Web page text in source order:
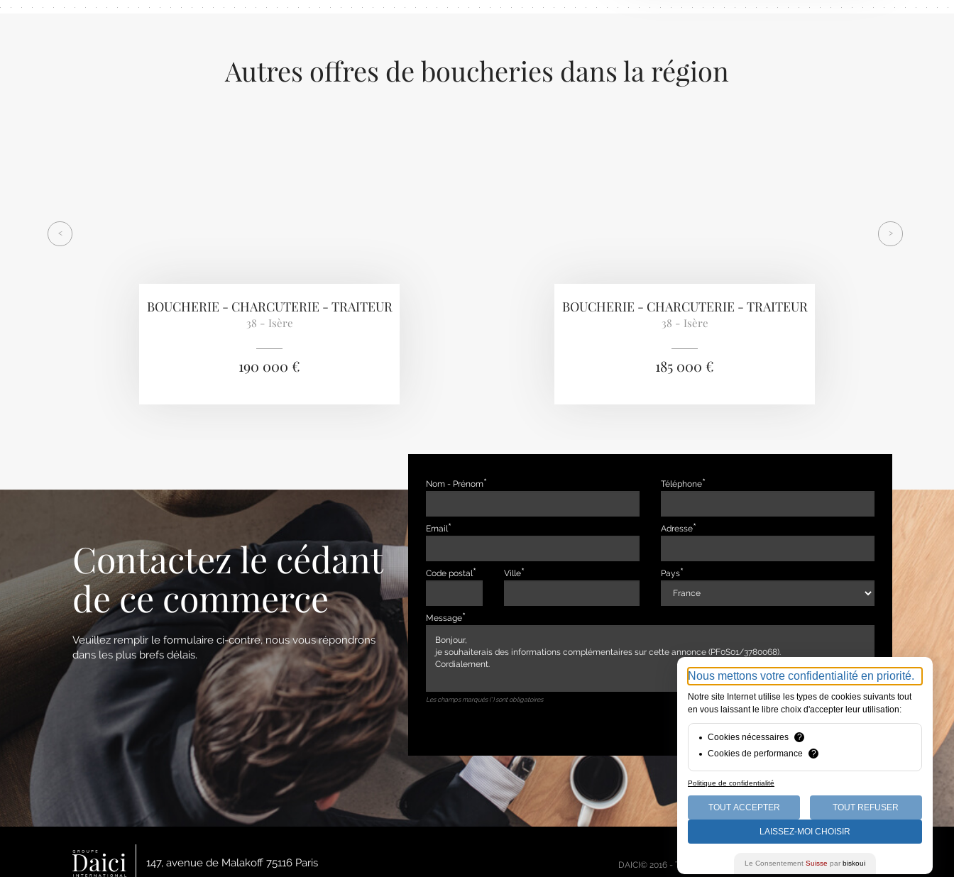
Autres offres de boucheries dans la région
BOUCHERIE - CHARCUTERIE - TRAITEUR
38 - Isère
190 000 €
BOUCHERIE - CHARCUTERIE - TRAITEUR
38 - Isère
185 000 €
< >
Contactez le cédant
de ce commerce
Veuillez remplir le formulaire ci-contre, nous vous répondrons
dans les plus brefs délais.
Nom - Prénom Téléphone
Email Adresse
Code postal Ville Pays
Message
Les champs marqués (*) sont obligatoires
147, avenue de Malakoff 75116 Paris DAICI© 2016 - Tous droits réservés -Mentions légales -Plan du site
Nous mettons votre confidentialité en priorité.
Notre site Internet utilise les types de cookies suivants tout
en vous laissant le libre choix d'accepter leur utilisation:
Cookies nécessaires
?
Cookies de performance
?
Politique de confidentialité
TOUT ACCEPTER TOUT REFUSER
LAISSEZ-MOI CHOISIR
Le Consentement Suisse par biskoui